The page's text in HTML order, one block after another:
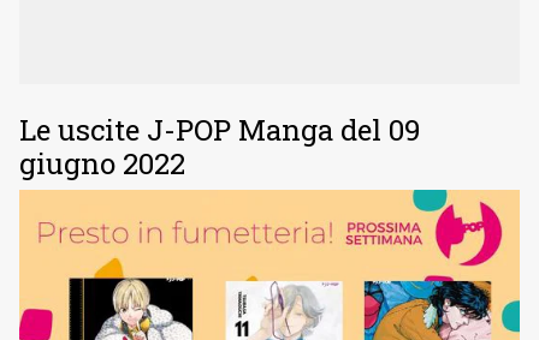
Le uscite J-POP Manga del 09
giugno 2022